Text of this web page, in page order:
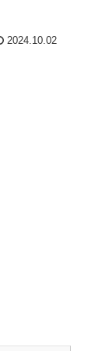
2024.10.02